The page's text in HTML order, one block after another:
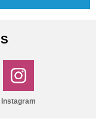
Instagram